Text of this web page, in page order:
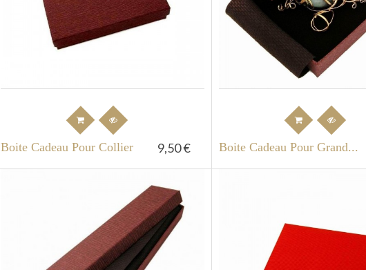
Boite Cadeau Pour Collier 9,50 € Boite Cadeau Pour Grand...